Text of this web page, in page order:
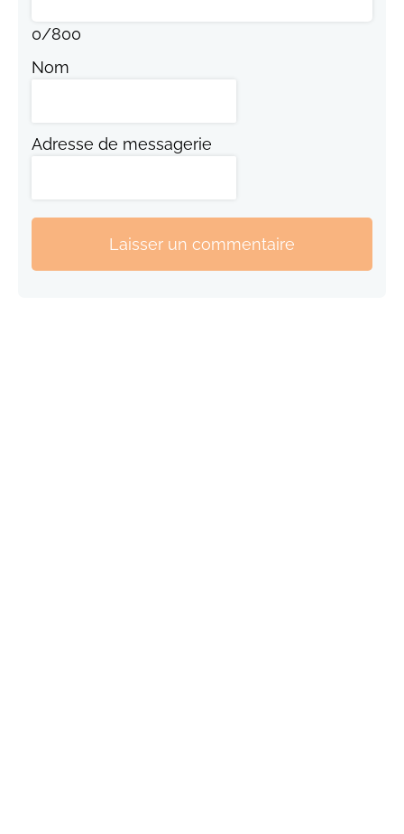
0/800
Nom
Adresse de messagerie
Laisser un commentaire